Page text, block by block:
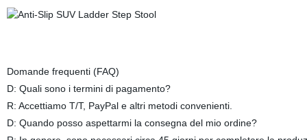
Domande frequenti (FAQ)
D: Quali sono i termini di pagamento?
R: Accettiamo T/T, PayPal e altri metodi convenienti.
D: Quando posso aspettarmi la consegna del mio ordine?